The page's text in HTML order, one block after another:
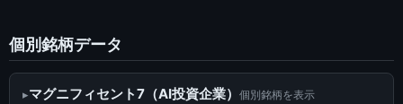
個別銘柄データ
マグニフィセント7（AI投資企業） 個別銘柄を表示